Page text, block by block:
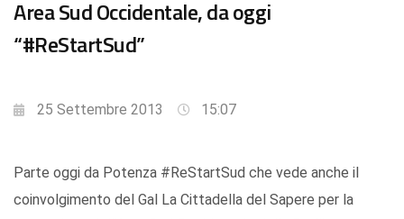
Area Sud Occidentale, da oggi
“#ReStartSud”
25 Settembre 2013 15:07
Parte oggi da Potenza #ReStartSud che vede anche il
coinvolgimento del Gal La Cittadella del Sapere per la